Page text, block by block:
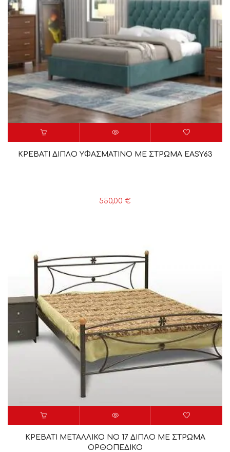
ΚΡΕΒΑΤΙ ΔΙΠΛΟ ΥΦΑΣΜΑΤΙΝΟ ΜΕ ΣΤΡΩΜΑ EASY63
550,00 €
ΚΡΕΒΑΤΙ ΜΕΤΑΛΛΙΚΟ ΝΟ 17 ΔΙΠΛΟ ΜΕ ΣΤΡΩΜΑ
ΟΡΘΟΠΕΔΙΚΟ